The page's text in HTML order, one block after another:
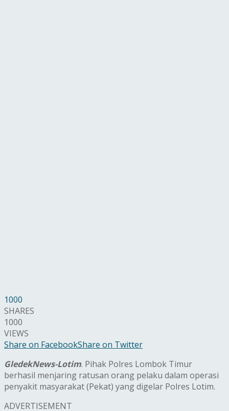
1000
SHARES
1000
VIEWS
Share on FacebookShare on Twitter
GledekNews-Lotim. Pihak Polres Lombok Timur
berhasil menjaring ratusan orang pelaku dalam operasi
penyakit masyarakat (Pekat) yang digelar Polres Lotim.
ADVERTISEMENT